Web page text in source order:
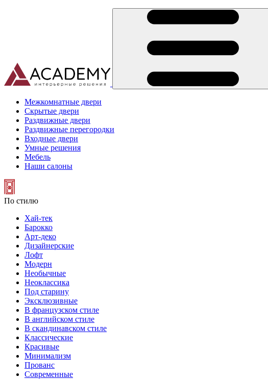
Межкомнатные двери
Скрытые двери
Раздвижные двери
Раздвижные перегородки
Входные двери
Умные решения
Мебель
Наши салоны
По стилю
Хай-тек
Барокко
Арт-деко
Дизайнерские
Лофт
Модерн
Необычные
Неоклассика
Под старину
Эксклюзивные
В французском стиле
В английском стиле
В скандинавском стиле
Классические
Красивые
Минимализм
Прованс
Современные